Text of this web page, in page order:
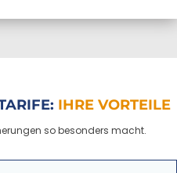
IHRE VORTEILE
so besonders macht.